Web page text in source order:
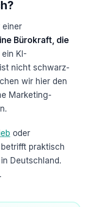
einer
Bürokraft, die
KI-
nicht schwarz-
wir hier den
Marketing-
oder
praktisch
Deutschland.